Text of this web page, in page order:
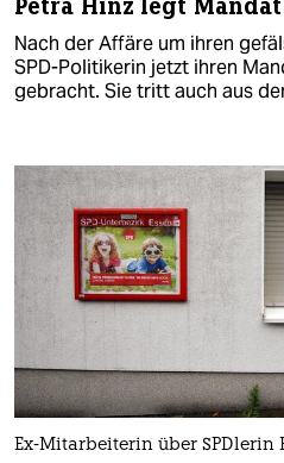
Petra Hinz legt
Nach der Affäre um ihren
SPD-Politikerin jetzt ihren
gebracht. Sie tritt auch aus
Ex-Mitarbeiterin über SPDlerin